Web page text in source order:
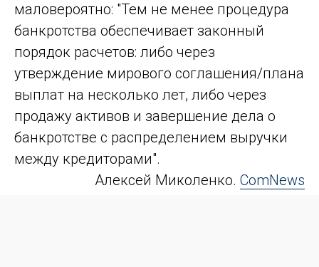
маловероятно: "Тем не менее процедура
банкротства обеспечивает законный
порядок расчетов: либо через
утверждение мирового соглашения/плана
выплат на несколько лет, либо через
продажу активов и завершение дела о
банкротстве с распределением выручки
между кредиторами".
Алек­сей Ми­колен­ко. ComNews